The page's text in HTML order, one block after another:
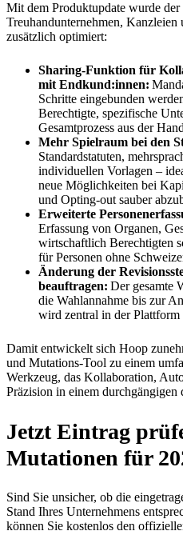
Mit dem Produktupdate wurde der
Treuhandunternehmen, Kanzleien
zusätzlich optimiert:​
Sharing-Funktion für
mit Endkund:innen:
Schritte eingebunden
Berechtigte, spezifische
Gesamtprozess aus der
Mehr Spielraum bei den
Standardstatuten,
individuellen Vorlagen –
neue Möglichkeiten bei
und Opting-out sauber
Erweiterte
Erfassung von Organen,
wirtschaftlich Berechtigten
für Personen ohne
Änderung der
beauftragen: Der gesamte
die Wahlannahme bis zur
wird zentral in der Plattform
Damit entwickelt sich Hoop
und Mutations-Tool zu einem
Werkzeug, das Kollaboration,
Präzision in einem durchgängigen
Jetzt Eintrag
Mutationen für
Sind Sie unsicher, ob die
Stand Ihres Unternehmens
können Sie kostenlos den